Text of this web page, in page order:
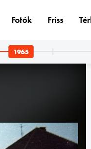
1965 · Pápa
Kossuth Lajos utca.
Fotók Friss
1965